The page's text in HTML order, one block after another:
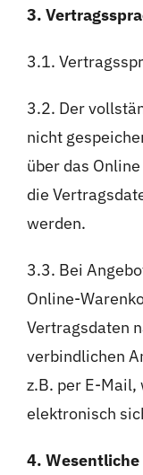
3.
3.1.
3.2. Der
nicht
über das
die
werden.
3.3. Bei
Online-
Vertragsdaten
verbindlichen
z.B. per E-Mail,
elektronisch
4. Wesentliche